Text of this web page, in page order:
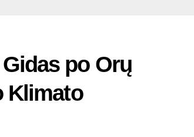
po Orų
Klimato